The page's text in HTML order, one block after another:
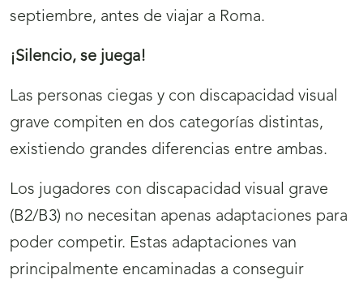
septiembre, antes de viajar a Roma.
¡Silencio, se juega!
Las personas ciegas y con discapacidad visual
grave compiten en dos categorías distintas,
existiendo grandes diferencias entre ambas.
Los jugadores con discapacidad visual grave
(B2/B3) no necesitan apenas adaptaciones para
poder competir. Estas adaptaciones van
principalmente encaminadas a conseguir